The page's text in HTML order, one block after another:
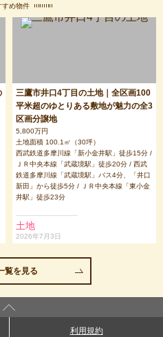
すめ物件
三鷹市井口4丁目の土地｜全区画100
平米超のゆとりある敷地が魅力の全3
区画分譲地
5,800万円
土地面積 100.1㎡（30坪）
西武鉄道多摩川線「新小金井駅」徒歩15分 /
ＪＲ中央本線「武蔵境駅」徒歩20分 / 西武
鉄道多摩川線「武蔵境駅」バス4分、「井口
新田」から徒歩5分 / ＪＲ中央本線「東小金
井駅」徒歩23分
土地
2026年7月3日
覧を見る
利用規約